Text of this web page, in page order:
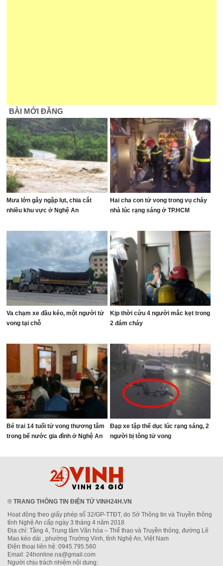
BÀI MỚI ĐĂNG
Mưa lớn gây ngập lụt, chia cắt
nhiều khu vực ở Nghệ An
Hai cha con tử vong trong vụ cháy
nhà lúc rạng sáng ở TP.HCM
Va chạm xe đầu kéo, một người tử
vong tại chỗ
Kịp thời cứu 4 người mắc kẹt trong
2 đám cháy
Bé trai 14 tuổi tử vong thương tâm
trong bể nước gia đình ở Nghệ An
Đạp xe tập thể dục lúc rạng sáng, 2
người bị tông tử vong
® TRANG THÔNG TIN ĐIỆN TỬ VINH24H.VN
Hoạt động theo giấy phép số 32/GP-TTĐT, do Sở Thông tin và Truyền thông
tỉnh Nghệ An cấp ngày 3 tháng 4 năm 2018
Địa chỉ: Tầng 4, Trung tâm Văn hóa – Thể thao và Truyền thông, đường Lê
Mao kéo dài , phường Trường Vinh, tỉnh Nghệ An, Việt Nam
Điện thoại liên hệ: 0945.795.560
Email: 24honline.na@gmail.com
Người chịu trách nhiệm nội dung: